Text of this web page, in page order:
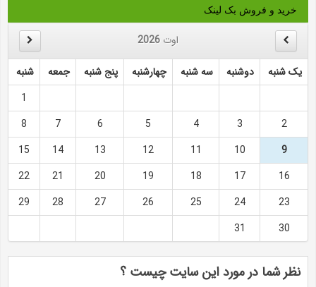
خرید و فروش بک لینک
اوت 2026
یک شنبه دوشنبه سه شنبه چهارشنبه پنج شنبه جمعه
شنبه
1
2
3
4
5
6
7
8
9
10
11
12
13
14
15
16
17
18
19
20
21
22
23
24
25
26
27
28
29
30
31
نظر شما در مورد این سایت چیست ؟